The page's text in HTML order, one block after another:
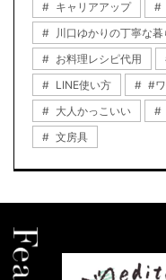
キャリアアップ
川口ゆかりの丁寧な暮
お料理レシピ代用
LINE使い方
#
大人かっこいい
文房具